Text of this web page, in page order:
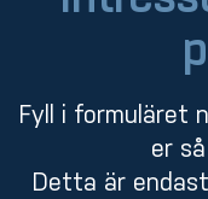
Fyll i formuläret
er
Detta är